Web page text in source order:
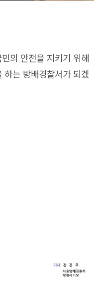
의 안전을 지키기 위해
하는 방배경찰서가 되겠